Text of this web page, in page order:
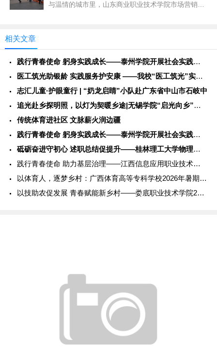
与温情的城市里，山东商业职业技术学院市场营销专
相关文章
践行青春使命 躬身实践成长——泰州学院开展社会实践服务活动
医工筑光助银龄 实践服务护安康 ——我校“医工筑光”实践团开
志汇儿童·护眼童行 | “奶龙启睛”小队赴广东省中山市石岐中
追光赴乡探明照，以灯为契暖乡途|无锡学院“启光向乡”社会实践
传统体育进社区 文脉薪火润边疆
践行青春使命 躬身实践成长——泰州学院开展社会实践服务活动
砥砺奋进守初心 述职总结促提升——桂林理工大学物理与电子信息
践行青春使命 助力基层治理——江西信息应用职业技术学院202
以体育人，逐梦乡村：广西体育高等专科学校2026年暑期社会实
以技助农促发展 青春赋能新乡村——娄底职业技术学院2026年